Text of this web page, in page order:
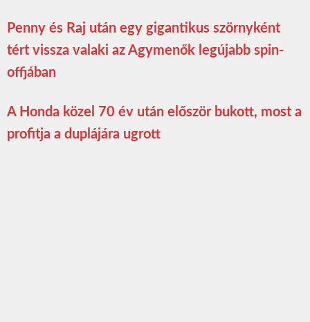
Penny és Raj után egy gigantikus szörnyként
tért vissza valaki az Agymenők legújabb spin-
offjában
A Honda közel 70 év után először bukott, most a
profitja a duplájára ugrott